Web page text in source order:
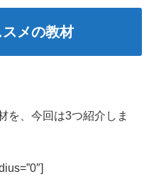
メの教材
を、今回は3つ紹介しま